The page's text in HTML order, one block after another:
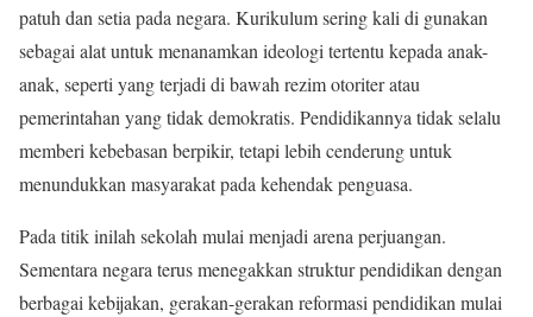
patuh dan setia pada negara. Kurikulum sering kali di gunakan
sebagai alat untuk menanamkan ideologi tertentu kepada anak-
anak, seperti yang terjadi di bawah rezim otoriter atau
pemerintahan yang tidak demokratis. Pendidikannya tidak selalu
memberi kebebasan berpikir, tetapi lebih cenderung untuk
menundukkan masyarakat pada kehendak penguasa.
Pada titik inilah sekolah mulai menjadi arena perjuangan.
Sementara negara terus menegakkan struktur pendidikan dengan
berbagai kebijakan, gerakan-gerakan reformasi pendidikan mulai